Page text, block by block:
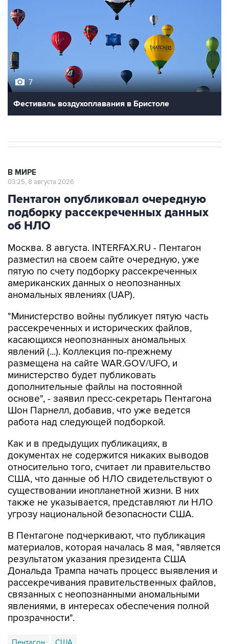
7
Фестиваль воздухоплавания в Бристоле
В МИРЕ
03:25, 8 августа 2026
Пентагон опубликовал очередную
подборку рассекреченных данных
об НЛО
Москва. 8 августа. INTERFAX.RU - Пентагон
разместил на своем сайте очередную, уже
пятую по счету подборку рассекреченных
американских данных о неопознанных
аномальных явлениях (UAP).
"Министерство войны публикует пятую часть
рассекреченных и исторических файлов,
касающихся неопознанных аномальных
явлений (...). Коллекция по-прежнему
размещена на сайте WAR.GOV/UFO, и
министерство будет публиковать
дополнительные файлы на постоянной
основе", - заявил пресс-секретарь Пентагона
Шон Парнелл, добавив, что уже ведется
работа над следующей подборкой.
Как и в предыдущих публикациях, в
документах не содержится никаких выводов
относительно того, считает ли правительство
США, что данные об НЛО свидетельствуют о
существовании инопланетной жизни. В них
также не указывается, представляют ли НЛО
угрозу национальной безопасности США.
В Пентагоне подчеркивают, что публикация
материалов, которая началась 8 мая, "является
результатом указания президента США
Дональда Трампа начать процесс выявления и
рассекречивания правительственных файлов,
связанных с неопознанными аномальными
явлениями, в интересах обеспечения полной
прозрачности".